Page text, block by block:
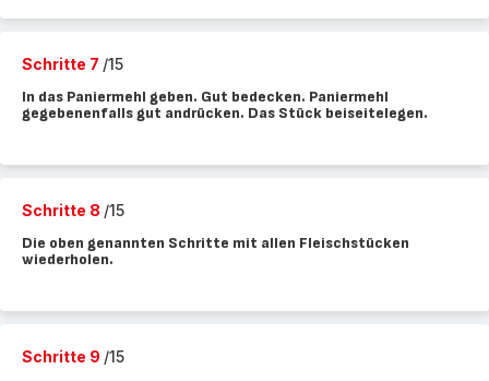
Schritte 7 /15
In das Paniermehl geben. Gut bedecken. Paniermehl
gegebenenfalls gut andrücken. Das Stück beiseitelegen.
Schritte 8 /15
Die oben genannten Schritte mit allen Fleischstücken
wiederholen.
Schritte 9 /15